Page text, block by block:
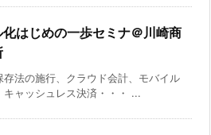
化はじめの一歩セミナ＠川崎商
存法の施行、クラウド会計、モバイル
キャッシュレス決済・・・ ...